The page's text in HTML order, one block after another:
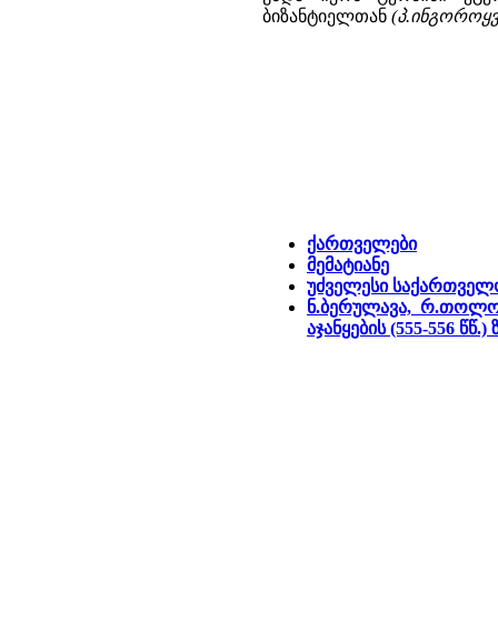
ბიზანტიელთან
ქართველები
მემატიანე
უძველესი
ნ.ბერულავა,
აჯანყების (555-556